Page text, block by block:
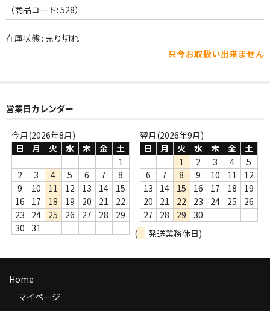
WORLD
その他
Webのみ no.2
Webのみ no.3
Webのみ no.4
売り切れ
商品の発送
（商品コード: 528）
在庫状態 : 売り切れ
只今お取扱い出来ません
営業日カレンダー
今月(2026年8月)
日
月 火 水 木 金
土
1
2
3 4 5 6 7
8
9
10 11 12 13 14
15
16
17 18 19 20 21
22
23
24 25 26 27 28
29
30
31
翌月(2026年9月)
日
月 火 水 木 金
土
1
2 3 4
5
6
7 8 9 10 11
12
13
14 15 16 17 18
19
20
21 22 23 24 25
26
27
28 29
30
(
発送業務休日)
Home
マイページ